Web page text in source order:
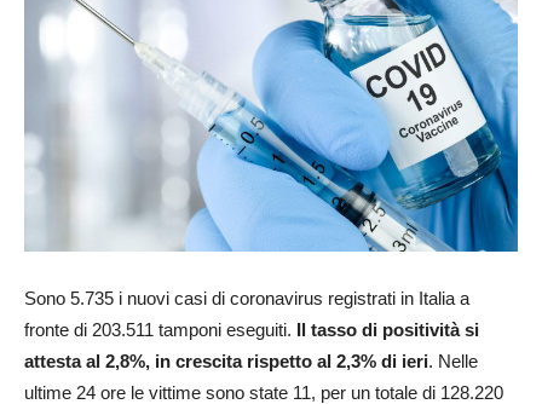
Sono 5.735 i nuovi casi di coronavirus registrati in Italia a
fronte di 203.511 tamponi eseguiti. Il tasso di positività si
attesta al 2,8%, in crescita rispetto al 2,3% di ieri. Nelle
ultime 24 ore le vittime sono state 11, per un totale di 128.220